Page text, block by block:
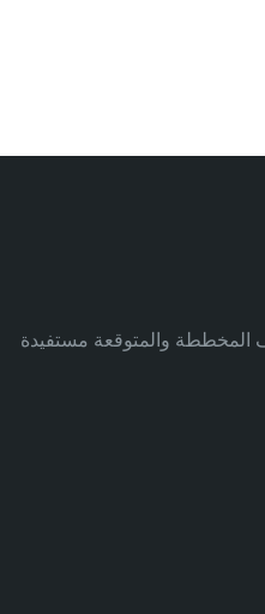
المخططة والمتوقعة مستفيدة